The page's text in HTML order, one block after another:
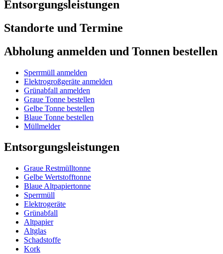
Entsorgungsleistungen
Standorte und Termine
Abholung anmelden und Tonnen bestellen
Sperrmüll anmelden
Elektrogroßgeräte anmelden
Grünabfall anmelden
Graue Tonne bestellen
Gelbe Tonne bestellen
Blaue Tonne bestellen
Müllmelder
Entsorgungsleistungen
Graue Restmülltonne
Gelbe Wertstofftonne
Blaue Altpapiertonne
Sperrmüll
Elektrogeräte
Grünabfall
Altpapier
Altglas
Schadstoffe
Kork